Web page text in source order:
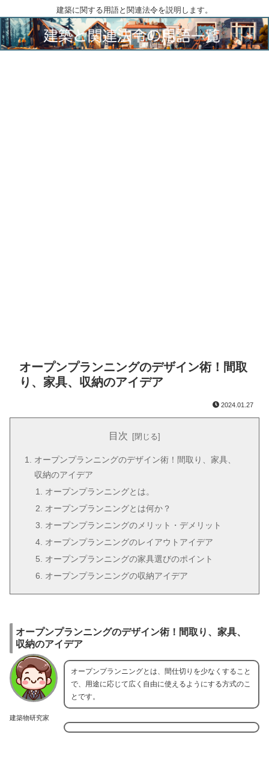
建築に関する用語と関連法令を説明します。
オープンプランニングのデザイン術！間取
り、家具、収納のアイデア
2024.01.27
目次
オープンプランニングのデザイン術！間取り、家具、
収納のアイデア
オープンプランニングとは。
オープンプランニングとは何か？
オープンプランニングのメリット・デメリット
オープンプランニングのレイアウトアイデア
オープンプランニングの家具選びのポイント
オープンプランニングの収納アイデア
オープンプランニングのデザイン術！間取り、家具、
収納のアイデア
建築物研究家
オープンプランニングとは、間仕切りを少なくすること
で、用途に応じて広く自由に使えるようにする方式のこ
とです。